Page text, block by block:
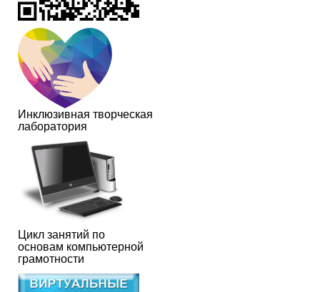
Инклюзивная творческая
лаборатория
Цикл занятий по
основам компьютерной
грамотности